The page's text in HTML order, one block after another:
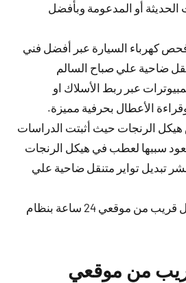
الحديثة أو المدعومة وبأفضل
كهرباء السيارة عبر أفضل فني
ضاحية علي صباح السالم
عبر ربط الأسلاك او
وقراءة الأعطال بحرفية مميزة.
هيكل الرنجات حيث أثبتت الدراسات
سببها لعطب في هيكل الرنجات
تبديل تواير متنقل ضاحية علي
نعمل في بنشر متنقل قريب من موقعي 24 ساعة بنظام
من موقعي